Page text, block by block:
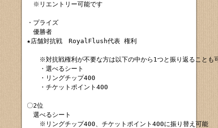
※リエントリー可能です
・プライズ
優勝者
★店舗対抗戦　RoyalFlush代表 権利
※対抗戦権利が不要な方は以下の中から1つと振り返ることも
・選べるシート
・リングチップ400
・チケットポイント400
〇2位
選べるシート
※リングチップ400、チケットポイント400に振り替え可能